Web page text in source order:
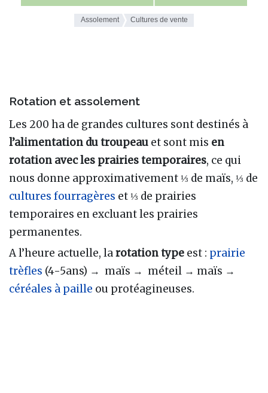
Rotation et assolement
Les 200 ha de grandes cultures sont destinés à
l’alimentation du troupeau et sont mis en
rotation avec les prairies temporaires, ce qui
nous donne approximativement ⅓ de maïs, ⅓ de
cultures fourragères et ⅓ de prairies
temporaires en excluant les prairies
permanentes.
A l’heure actuelle, larotation type est : prairie
trèfles (4-5ans) → maïs → méteil → maïs →
céréales à paille ou protéagineuses.